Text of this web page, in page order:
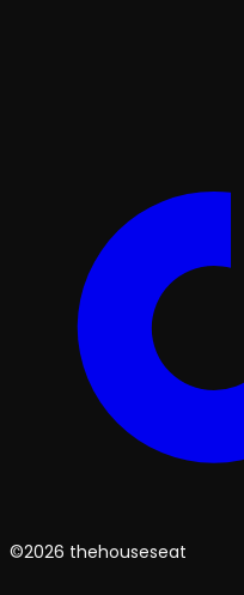
©2026 thehouseseat